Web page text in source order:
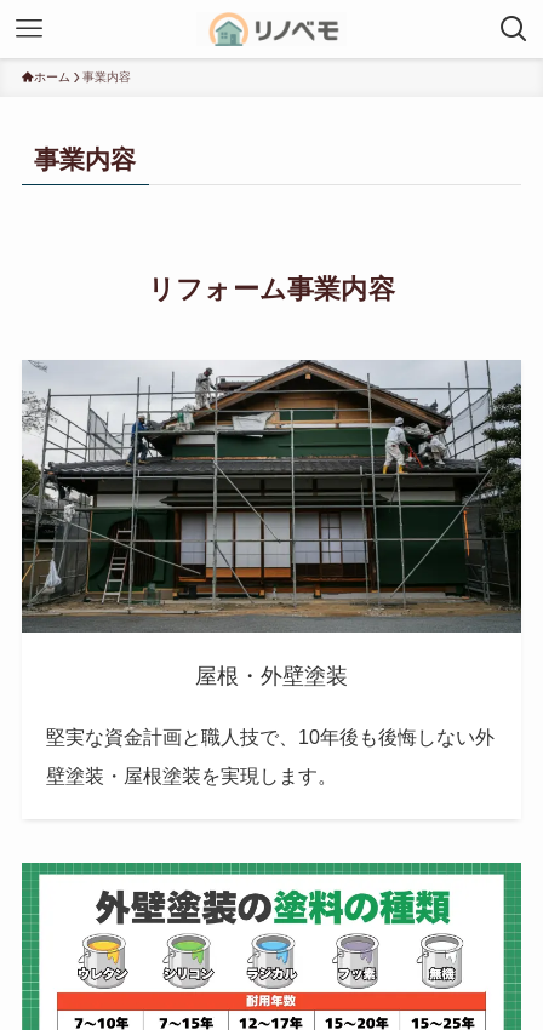
ホーム 事業内容
事業内容
リフォーム事業内容
屋根・外壁塗装
堅実な資金計画と職人技で、10年後も後悔しない外
壁塗装・屋根塗装を実現します。